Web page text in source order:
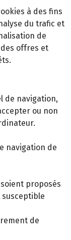
à des fins
du trafic et
de
offres et
de navigation,
ou non
navigation de
proposés
susceptible
de